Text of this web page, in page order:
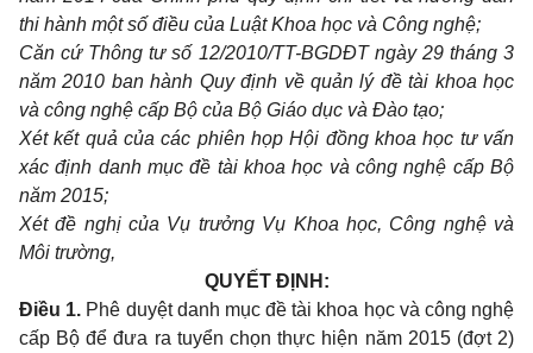
thi hành một số điều của Luật Khoa học và Công nghệ;
Căn cứ Thông tư số 12/2010/TT-BGDĐT ngày 29 tháng 3
năm 2010 ban hành Quy định về quản lý đề tài khoa học
và công nghệ cấp Bộ của Bộ Giáo dục và Đào tạo;
Xét kết quả của các phiên họp Hội đồng khoa học tư vấn
xác định danh mục đề tài khoa học và công nghệ cấp Bộ
năm 2015;
Xét đề nghị của Vụ trưởng Vụ Khoa học, Công nghệ và
Môi trường,
QUYẾT ĐỊNH:
Điều 1. Phê duyệt danh mục đề tài khoa học và công nghệ
cấp Bộ để đưa ra tuyển chọn thực hiện năm 2015 (đợt 2)